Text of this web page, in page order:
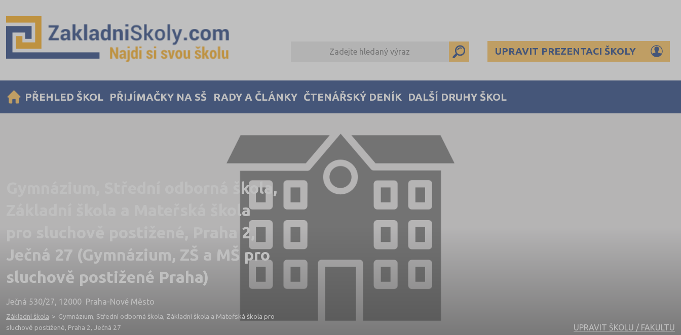
UPRAVIT PREZENTACI ŠKOLY
PŘEHLED ŠKOL PŘIJÍMAČKY NA SŠ RADY A ČLÁNKY ČTENÁŘSKÝ DENÍK DALŠÍ DRUHY ŠKOL
Gymnázium, Střední odborná škola,
Základní škola a Mateřská škola
pro sluchově postižené, Praha 2,
Ječná 27 (Gymnázium, ZŠ a MŠ pro
sluchově postižené Praha)
Ječná 530/27, 12000 Praha-Nové Město
Základní škola > Gymnázium, Střední odborná škola, Základní škola a Mateřská škola pro
sluchově postižené, Praha 2, Ječná 27
UPRAVIT ŠKOLU / FAKULTU